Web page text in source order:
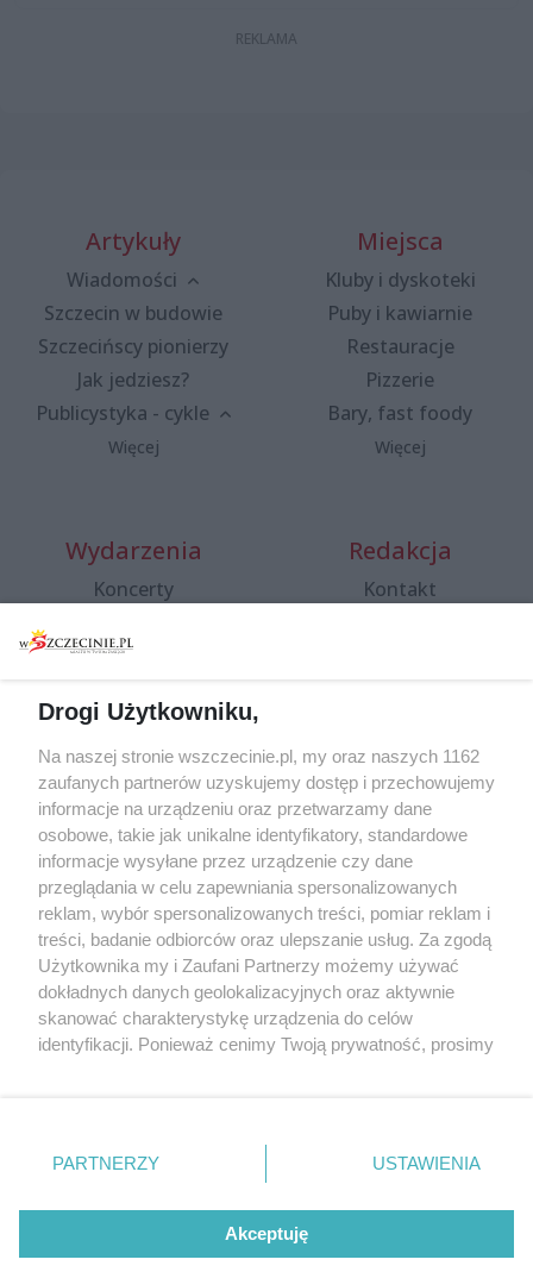
Artykuły
Wiadomości
Szczecin w budowie
Szczecińscy pionierzy
Jak jedziesz?
Publicystyka - cykle
Więcej
Miejsca
Kluby i dyskoteki
Puby i kawiarnie
Restauracje
Pizzerie
Bary, fast foody
Więcej
Wydarzenia
Koncerty
Spacery i oprowadzania
targi
Wernisaże
Więcej
Redakcja
Kontakt
Specjalny koncert z okazji
20. urodzin portalu
wSzczecinie.pl
Regulamin konkursów
śniadaniówka "Hej
Szczecin! Jest piątek!"
Partnerzy
Praca Szczecin
© 2026 wSzczecinie.pl
Created by GOD
Drogi Użytkowniku,
Na naszej stronie wszczecinie.pl, my oraz naszych 1162
zaufanych partnerów uzyskujemy dostęp i przechowujemy
informacje na urządzeniu oraz przetwarzamy dane
osobowe, takie jak unikalne identyfikatory, standardowe
informacje wysyłane przez urządzenie czy dane
przeglądania w celu zapewniania spersonalizowanych
reklam, wybór spersonalizowanych treści, pomiar reklam i
treści, badanie odbiorców oraz ulepszanie usług. Za zgodą
Użytkownika my i Zaufani Partnerzy możemy używać
dokładnych danych geolokalizacyjnych oraz aktywnie
skanować charakterystykę urządzenia do celów
identyfikacji. Ponieważ cenimy Twoją prywatność, prosimy
prywatności znajdujący się w lewym dolnym rogu strony
. Niektóre rodzaje przetwarzania danych nie wymagają
takiemu przetwarzaniu. Preferencje będą miały
zastosowania tylko na tej witrynie.
PARTNERZY USTAWIENIA
Akceptuję